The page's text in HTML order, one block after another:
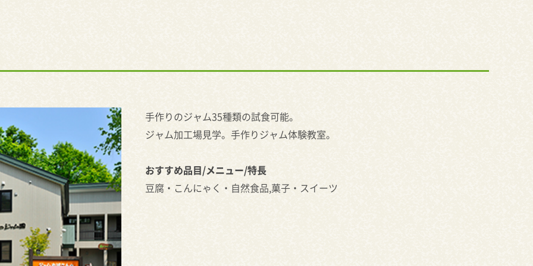
手作りのジャム35種類の試食可能。
ジャム加工場見学。手作りジャム体験教室。
おすすめ品目/メニュー/特長
豆腐・こんにゃく・自然食品,菓子・スイーツ